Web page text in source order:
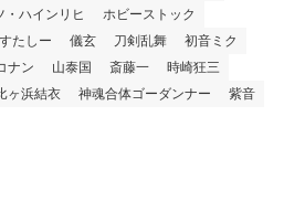
・ハインリヒ
ホビーストック
たしー 儀玄 刀剣乱舞
初音ミク
ナン 山泰国 斎藤一
時崎狂三
ヶ浜結衣 神魂合体ゴーダンナー
紫音